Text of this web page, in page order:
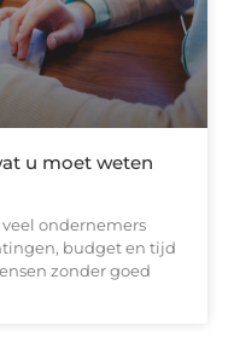
u moet weten
ondernemers
budget en tijd
zonder goed